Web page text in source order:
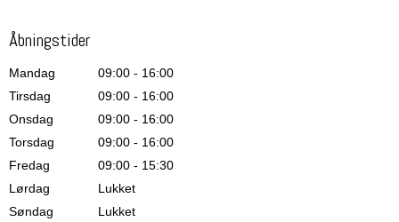
Åbningstider
Mandag
09:00 - 16:00
Tirsdag
09:00 - 16:00
Onsdag
09:00 - 16:00
Torsdag
09:00 - 16:00
Fredag
09:00 - 15:30
Lørdag
Lukket
Søndag
Lukket